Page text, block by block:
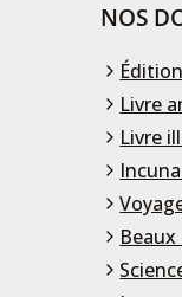
NOS
Livre
Livre